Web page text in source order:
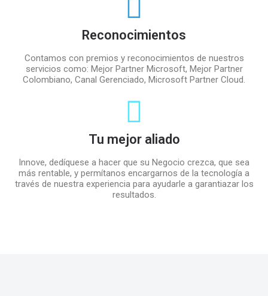
Reconocimientos
Contamos con premios y reconocimientos de nuestros
servicios como: Mejor Partner Microsoft, Mejor Partner
Colombiano, Canal Gerenciado, Microsoft Partner Cloud.
Tu mejor aliado
Innove, dedíquese a hacer que su Negocio crezca, que sea
más rentable, y permítanos encargarnos de la tecnología a
través de nuestra experiencia para ayudarle a garantiazar los
resultados.